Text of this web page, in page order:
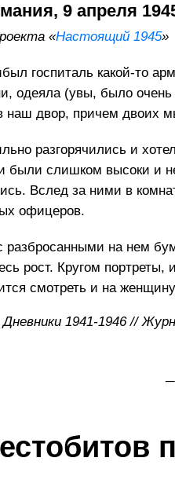
9 апреля
«Настоящий 1945»
госпиталь какой-то
одеяла (увы, было
наш двор, причем двоих
разгорячились и
слишком высоки и
Вслед за ними в
офицеров.
разбросанными на нем
рост. Кругом
смотреть и на
1941-1946 //